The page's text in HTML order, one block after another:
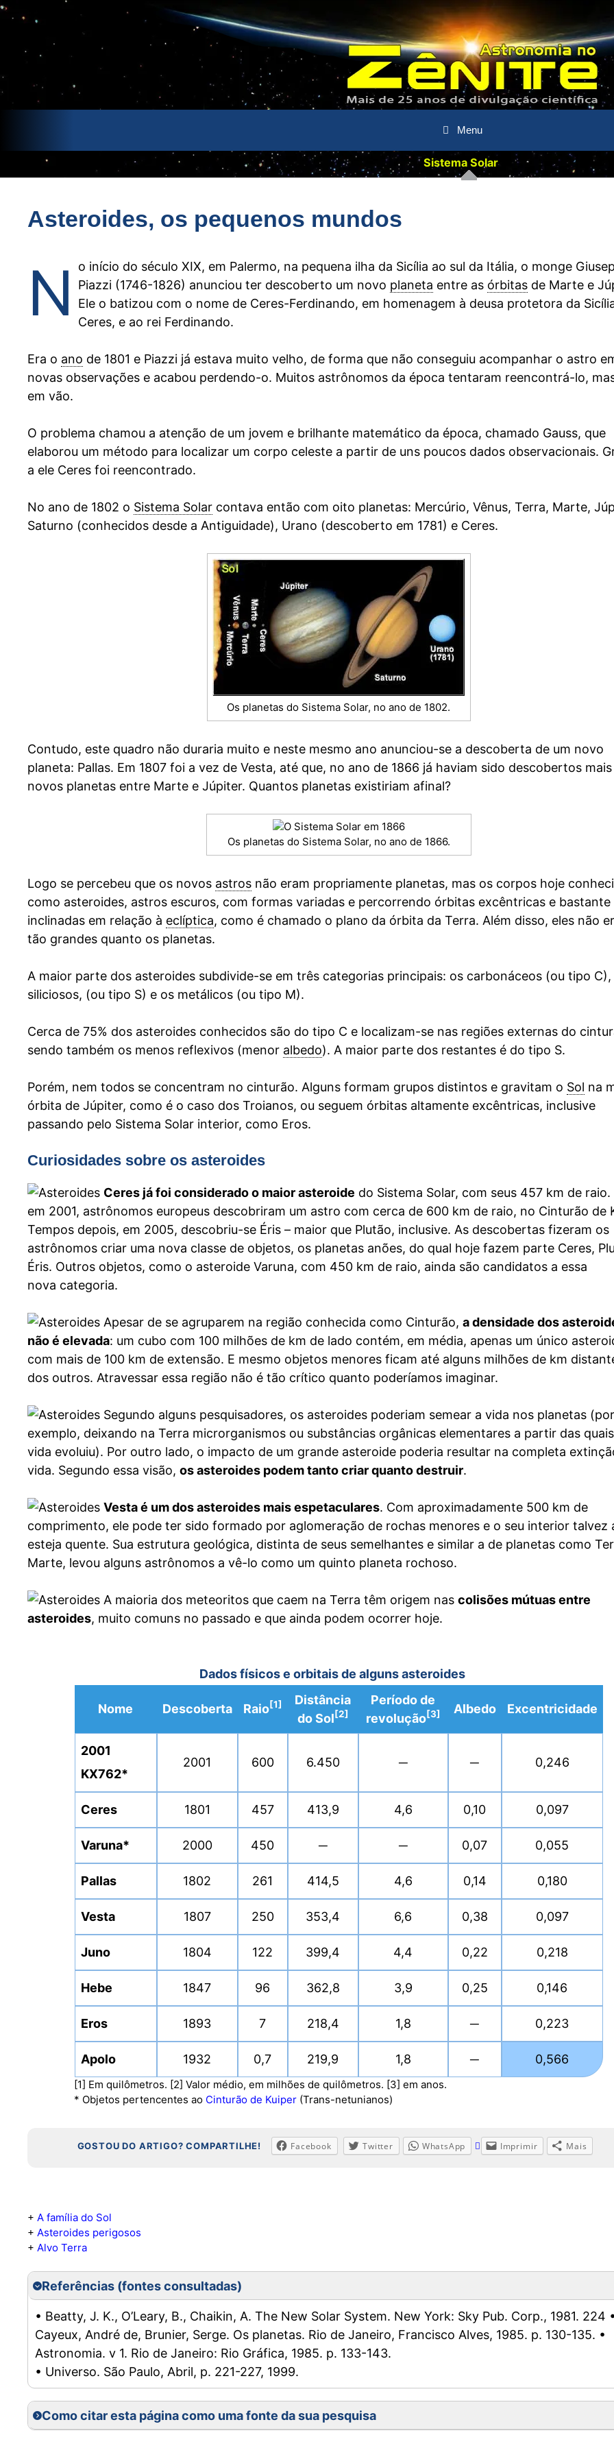
Menu
Sistema Solar
Asteroides, os pequenos mundos
N
o início do século XIX, em Palermo, na pequena ilha da Sicília ao sul da Itália, o monge
Piazzi (1746-1826) anunciou ter descoberto um novo planeta entre as órbitas de Marte e
Ele o batizou com o nome de Ceres-Ferdinando, em homenagem à deusa protetora da
Ceres, e ao rei Ferdinando.
Era o ano de 1801 e Piazzi já estava muito velho, de forma que não conseguiu acompanhar o astro
novas observações e acabou perdendo-o. Muitos astrônomos da época tentaram reencontrá-lo,
em vão.
O problema chamou a atenção de um jovem e brilhante matemático da época, chamado Gauss, que
elaborou um método para localizar um corpo celeste a partir de uns poucos dados observacionais.
a ele Ceres foi reencontrado.
No ano de 1802 o Sistema Solar contava então com oito planetas: Mercúrio, Vênus, Terra, Marte,
Saturno (conhecidos desde a Antiguidade), Urano (descoberto em 1781) e Ceres.
Os planetas do Sistema Solar, no ano de 1802.
Contudo, este quadro não duraria muito e neste mesmo ano anunciou-se a descoberta de um novo
planeta: Pallas. Em 1807 foi a vez de Vesta, até que, no ano de 1866 já haviam sido descobertos
novos planetas entre Marte e Júpiter. Quantos planetas existiriam afinal?
Os planetas do Sistema Solar, no ano de 1866.
Logo se percebeu que os novos astros não eram propriamente planetas, mas os corpos hoje
como asteroides, astros escuros, com formas variadas e percorrendo órbitas excêntricas e bastante
inclinadas em relação à eclíptica, como é chamado o plano da órbita da Terra. Além disso, eles não
tão grandes quanto os planetas.
A maior parte dos asteroides subdivide-se em três categorias principais: os carbonáceos (ou tipo C),
siliciosos, (ou tipo S) e os metálicos (ou tipo M).
Cerca de 75% dos asteroides conhecidos são do tipo C e localizam-se nas regiões externas do
sendo também os menos reflexivos (menor albedo). A maior parte dos restantes é do tipo S.
Porém, nem todos se concentram no cinturão. Alguns formam grupos distintos e gravitam o Sol na
órbita de Júpiter, como é o caso dos Troianos, ou seguem órbitas altamente excêntricas, inclusive
passando pelo Sistema Solar interior, como Eros.
Curiosidades sobre os asteroides
Ceres já foi considerado o maior asteroide do Sistema Solar, com seus 457 km de raio.
em 2001, astrônomos europeus descobriram um astro com cerca de 600 km de raio, no Cinturão de
Tempos depois, em 2005, descobriu-se Éris – maior que Plutão, inclusive. As descobertas fizeram os
astrônomos criar uma nova classe de objetos, os planetas anões, do qual hoje fazem parte Ceres,
Éris. Outros objetos, como o asteroide Varuna, com 450 km de raio, ainda são candidatos a essa
nova categoria.
Apesar de se agruparem na região conhecida como Cinturão, a densidade dos
não é elevada: um cubo com 100 milhões de km de lado contém, em média, apenas um único
com mais de 100 km de extensão. E mesmo objetos menores ficam até alguns milhões de km
dos outros. Atravessar essa região não é tão crítico quanto poderíamos imaginar.
Segundo alguns pesquisadores, os asteroides poderiam semear a vida nos planetas (por
exemplo, deixando na Terra microrganismos ou substâncias orgânicas elementares a partir das
vida evoluiu). Por outro lado, o impacto de um grande asteroide poderia resultar na completa
vida. Segundo essa visão, os asteroides podem tanto criar quanto destruir.
Vesta é um dos asteroides mais espetaculares. Com aproximadamente 500 km de
comprimento, ele pode ter sido formado por aglomeração de rochas menores e o seu interior talvez
esteja quente. Sua estrutura geológica, distinta de seus semelhantes e similar a de planetas como
Marte, levou alguns astrônomos a vê-lo como um quinto planeta rochoso.
A maioria dos meteoritos que caem na Terra têm origem nas colisões mútuas entre
asteroides, muito comuns no passado e que ainda podem ocorrer hoje.
Dados físicos e orbitais de alguns asteroides
Nome Descoberta Raio [1]
Distância
do Sol [2]
Período de
revolução [3] Albedo Excentricidade
2001
KX762*
2001 600 6.450 ─ ─ 0,246
Ceres 1801 457 413,9 4,6 0,10 0,097
Varuna* 2000 450 ─ ─ 0,07 0,055
Pallas 1802 261 414,5 4,6 0,14 0,180
Vesta 1807 250 353,4 6,6 0,38 0,097
Juno 1804 122 399,4 4,4 0,22 0,218
Hebe 1847 96 362,8 3,9 0,25 0,146
Eros 1893 7 218,4 1,8 ─ 0,223
Apolo 1932 0,7 219,9 1,8 ─ 0,566
[1] Em quilômetros. [2] Valor médio, em milhões de quilômetros. [3] em anos.
* Objetos pertencentes ao Cinturão de Kuiper (Trans-netunianos)
GOSTOU DO ARTIGO? COMPARTILHE! Facebook Twitter WhatsApp Imprimir Mais
+ A família do Sol
+ Asteroides perigosos
+ Alvo Terra
Referências (fontes consultadas)
• Beatty, J. K., O’Leary, B., Chaikin, A. The New Solar System. New York: Sky Pub. Corp., 1981. 224 •
Cayeux, André de, Brunier, Serge. Os planetas. Rio de Janeiro, Francisco Alves, 1985. p. 130-135. •
Astronomia. v 1. Rio de Janeiro: Rio Gráfica, 1985. p. 133-143.
• Universo. São Paulo, Abril, p. 221-227, 1999.
Como citar esta página como uma fonte da sua pesquisa